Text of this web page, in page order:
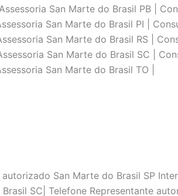
San Marte do Brasil PB |
San Marte do Brasil PI |
San Marte do Brasil RS |
San Marte do Brasil SC |
San Marte do Brasil TO |
San Marte do Brasil SP
SC| Telefone Representante